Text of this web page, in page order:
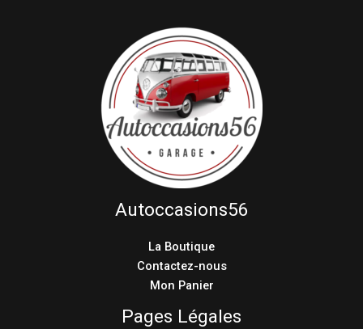
Autoccasions56
La Boutique
Contactez-nous
Mon Panier
Pages Légales